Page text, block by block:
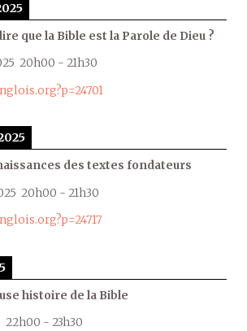
que la Bible est la Parole de Dieu ?
20h00 - 21h30
des textes fondateurs
20h00 - 21h30
histoire de la Bible
22h00 - 23h30